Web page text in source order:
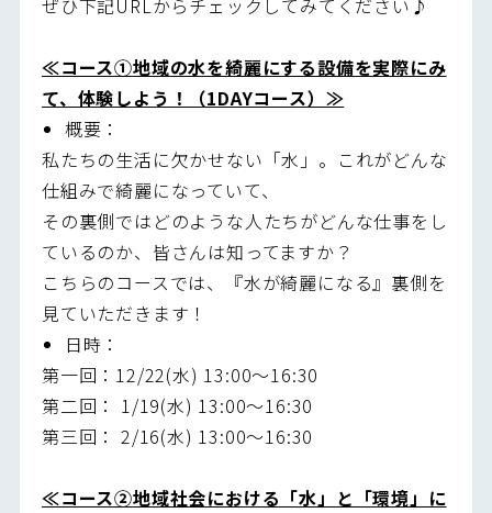
≪コース①地域の水を綺麗にする設備を実際にみ
て、体験しよう！（1DAYコース）≫
概要：
私たちの生活に欠かせない「水」。これがどんな
仕組みで綺麗になっていて、
その裏側ではどのような人たちがどんな仕事をし
ているのか、皆さんは知ってますか？
こちらのコースでは、『水が綺麗になる』裏側を
見ていただきます！
日時：
第一回：12/22(水) 13:00～16:30
第二回： 1/19(水) 13:00～16:30
第三回： 2/16(水) 13:00～16:30
≪コース②地域社会における「水」と「環境」に